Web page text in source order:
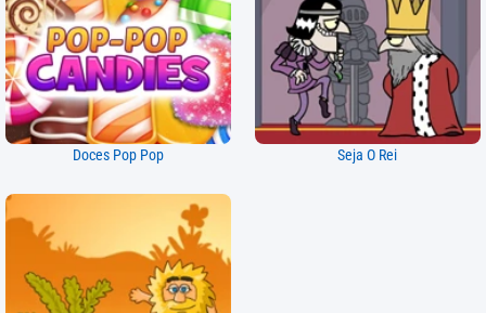
Doces Pop Pop Seja O Rei